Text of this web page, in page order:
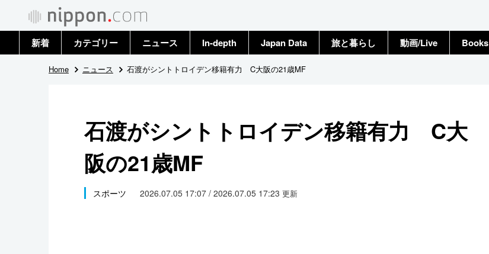
新着 カテゴリー
政治・外交
国際
社会
文化
ニュース
トップ
In-depth Japan Data 旅と暮らし 動画/Live Books
Home ニュース 石渡がシントトロイデン移籍有力 C大阪の21歳MF
石渡がシントトロイデン移籍有力 C大
阪の21歳MF
スポーツ 2026.07.05 17:07 / 2026.07.05 17:23 更新